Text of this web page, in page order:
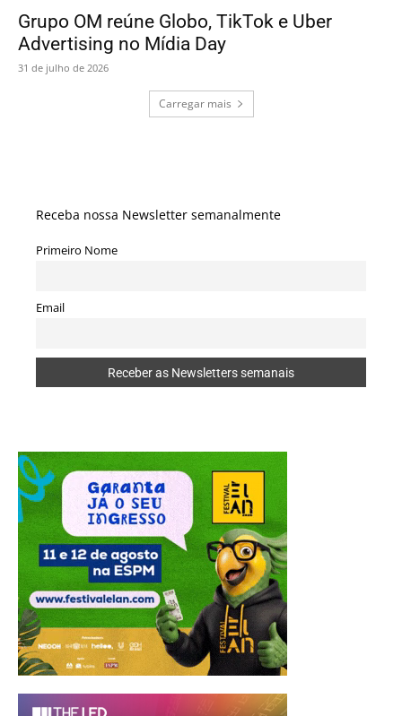
Grupo OM reúne Globo, TikTok e Uber
Advertising no Mídia Day
31 de julho de 2026
Carregar mais
Receba nossa Newsletter semanalmente
Primeiro Nome
Email